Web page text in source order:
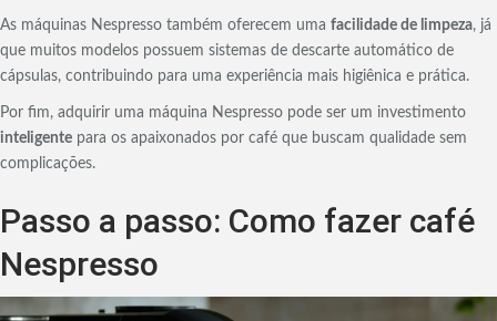
As máquinas Nespresso também oferecem uma facilidade de limpeza, já
que muitos modelos possuem sistemas de descarte automático de
cápsulas, contribuindo para uma experiência mais higiênica e prática.
Por fim, adquirir uma máquina Nespresso pode ser um investimento
inteligente para os apaixonados por café que buscam qualidade sem
complicações.
Passo a passo: Como fazer café
Nespresso